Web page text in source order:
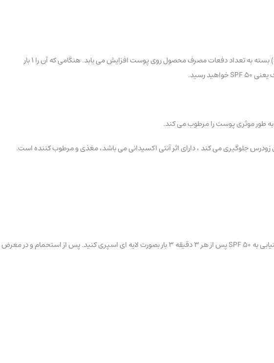
اسپری ضد آفتاب سولاریس نیو محصولی بی نظیر با spf تصاعدی که به واسطه فرمولاسیون خاص فاکتور محافظ در برابر نور خورشید (spf) بسته به تعداد دفعات مصرف محصول روی پوست افزایش می یابد. هنگامی که آن را 1 بار
طور موثری پوست را مرطوب می کند.
بطری را تکان دهید ، ضد آقتاب را روی پوست تمیز صورت و بدن به طور مساوی قبل از بیرون رفتن در معرض آفتاب اسپری کنید. برای دستیابی به SPF 50 پس از هر 3 دقیقه 3 بار بصورت لایه ای اسپری کنید. پس از استحمام و در معرض